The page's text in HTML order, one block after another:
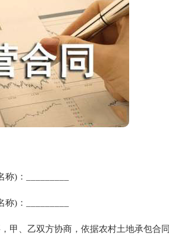
)：_________
)：_________
、乙双方协商，依据农村土地承包合